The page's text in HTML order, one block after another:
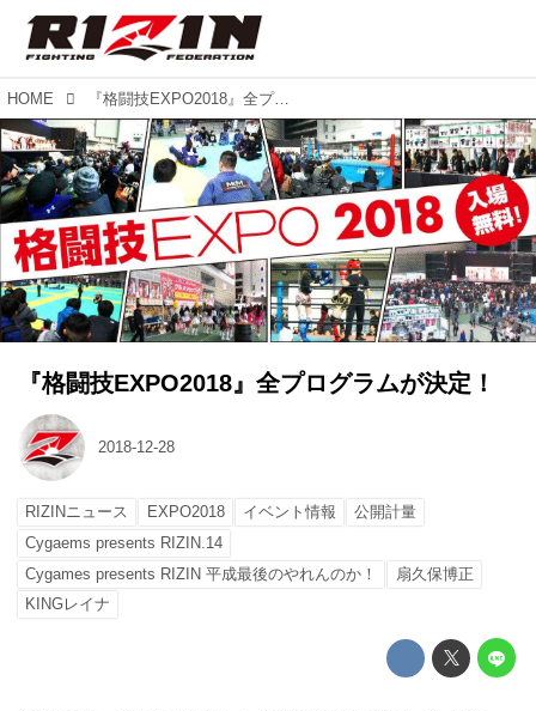
HOME 『格闘技EXPO2018』全プログラムが決定！
『格闘技EXPO2018』全プログラムが決定！
2018-12-28
RIZINニュース EXPO2018 イベント情報
公開計量
Cygaems presents RIZIN.14
Cygames presents RIZIN 平成最後のやれんのか！
扇久保博正
KINGレイナ